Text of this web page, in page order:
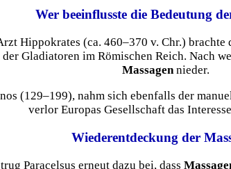
Wer beeinflusste die Bedeutung
Hippokrates (ca. 460–370 v. Chr.) brachte
Gladiatoren im Römischen Reich. Nach
Massagennieder.
(129–199), nahm sich ebenfalls der
verlor Europas Gesellschaft das
Wiederentdeckung der
Paracelsus erneut dazu bei, dass